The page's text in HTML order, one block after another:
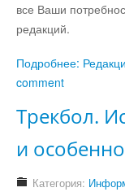
все Ваши
редакций.
Подробнее:
comment
Трекбол.
и
Категория: